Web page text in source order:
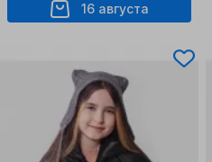
16 августа